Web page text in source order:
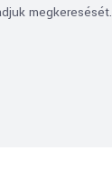
megkeresését.